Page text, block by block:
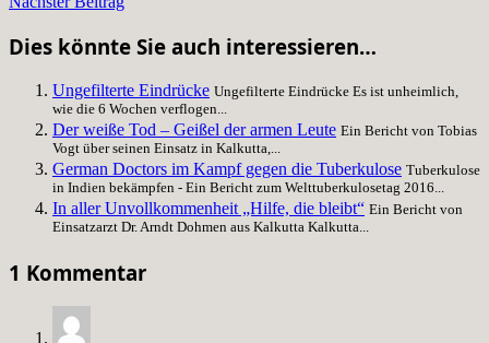
Dies könnte Sie auch interessieren…
Ungefilterte Eindrücke Ungefilterte Eindrücke Es ist unheimlich,
wie die 6 Wochen verflogen...
Der weiße Tod – Geißel der armen Leute Ein Bericht von Tobias
Vogt über seinen Einsatz in Kalkutta,...
German Doctors im Kampf gegen die Tuberkulose Tuberkulose
in Indien bekämpfen - Ein Bericht zum Welttuberkulosetag 2016...
In aller Unvollkommenheit „Hilfe, die bleibt“ Ein Bericht von
Einsatzarzt Dr. Arndt Dohmen aus Kalkutta Kalkutta...
1 Kommentar